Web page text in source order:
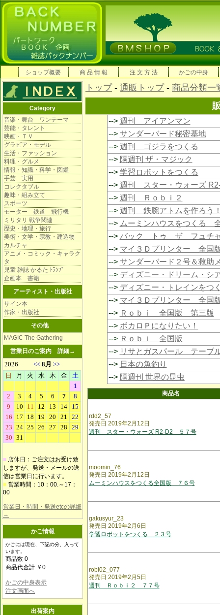
ショップ概要 商 品 情 報 注 文 方 法 かごの中身
Category
音楽・舞台 ワンテーマ
芸能・タレント
映画・ＴＶ
グラビア・モデル
生活・ファッション
料理・グルメ
情報・知識・科学・図鑑
手芸 実用
コレクタブル
趣味・組み立て
スポーツ
モーター 鉄道 飛行機
ミリタリ 戦争関連
歴史・地理・旅行
美術・文学・宗教・建造物
カルチャ
アニメ・コミック・キャラク
タ
児童 雑誌 かるた ﾄﾗﾝﾌﾟ
企画本 書籍
アーティスト・出版社
サイン本
作家・出版社
その他
MAGIC The Gathering
営業日のご案内 詳細→
■ 店休日：ご注文はお受け致
しますが、発送・メールの送
信は営業日に行います。
■ 営業時間：10：00.～17：
00
営業日・時間・発送etcの詳細
→
かご情報
かごには現在、下記の分、入って
います。
商品数 0
商品代金計 ￥0
かごの中身表示
注文画面へ
出荷案内
トップ- 通販トップ- 商品分類一
--> 週刊 アイアンマン
--> サンダーバード秘密基地
--> 週刊 ゴジラをつくる
--> 隔週刊 ザ・マジック
--> 学習ロボットをつくる
--> 週刊 スター・ウォーズ
--> 週刊 Ｒｏｂｉ２
--> 週刊 鉄腕アトムを作ろう
--> ムーミンハウスをつくる
--> バック トゥ ザ フュチ
--> マイ３Ｄプリンター 全国
--> サンダーバード２号＆救助
--> ディズニー・ドリーム・シ
--> ディズニー・トレインをつ
--> マイ３Ｄプリンター 全国
--> Ｒｏｂｉ 全国版 第三版
--> ボカロＰになりたい！
--> Ｒｏｂｉ 全国版
--> リサとガスパール テーブ
--> 日本の魚釣り
--> 隔週刊 世界の昆虫
商品名
rdd2_57
発売日 2019年2月12日
週刊 スター・ウォーズ R2-D2 ５７号
moomin_76
発売日 2019年2月12日
ムーミンハウスをつくる全国版 ７６号
gakusyur_23
発売日 2019年2月6日
学習ロボットをつくる ２３号
robi02_077
発売日 2019年2月5日
週刊 Ｒｏｂｉ２ ７７号